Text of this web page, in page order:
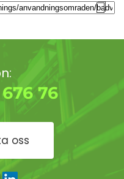
76
oss